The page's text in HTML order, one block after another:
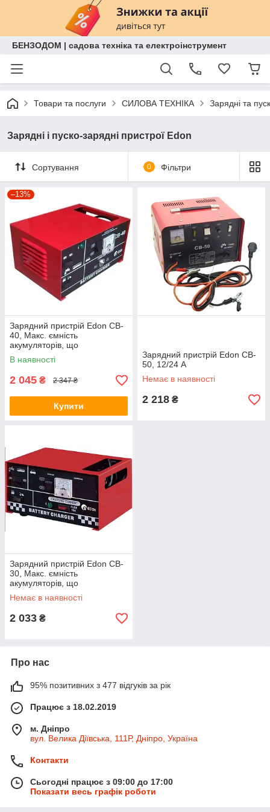
БЕНЗОДОМ | садова техніка та електроінструмент
Товари та послуги СИЛОВА ТЕХНІКА Зарядні та
Зарядні і пуско-зарядні пристрої Edon
Сортування 0 Фільтри
–13%
Зарядний пристрій Edon CB-
40, Макс. ємність
акумуляторів, що
заряджаються 800
В наявності
2 045 ₴ 2 347 ₴
Купити
Зарядний пристрій Edon CB-
50, 12/24 А
Немає в наявності
2 218 ₴
Зарядний пристрій Edon CB-
30, Макс. ємність
акумуляторів, що
заряджаються 300
Немає в наявності
2 033 ₴
Про нас
95% позитивних з 477 відгуків за рік
Працює з 18.02.2019
м. Дніпро
вул. Велика Діївська, 111Р, Дніпро, Україна
Контакти
Сьогодні працює з 09:00 до 17:00
Показати весь графік роботи